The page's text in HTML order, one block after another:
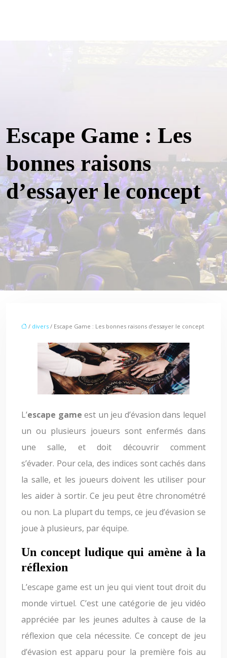
Escape Game : Les
bonnes raisons
d’essayer le concept
/ divers / Escape Game : Les bonnes raisons d’essayer le concept
L’escape gameest un jeu d’évasion dans lequel
un ou plusieurs joueurs sont enfermés dans
une salle, et doit découvrir comment
s’évader. Pour cela, des indices sont cachés dans
la salle, et les joueurs doivent les utiliser pour
les aider à sortir. Ce jeu peut être chronométré
ou non. La plupart du temps, ce jeu d’évasion se
joue à plusieurs, par équipe.
Un concept ludique qui amène à la
réflexion
L’escape game est un jeu qui vient tout droit du
monde virtuel. C’est une catégorie de jeu vidéo
appréciée par les jeunes adultes à cause de la
réflexion que cela nécessite. Ce concept de jeu
d’évasion est apparu pour la première fois au